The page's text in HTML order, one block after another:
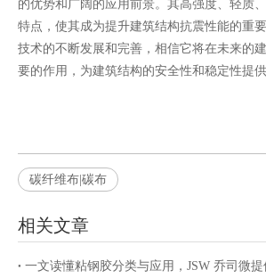
的优势和广阔的应用前景。其高强度、轻质
特点，使其成为提升建筑结构抗震性能的重
技术的不断发展和完善，相信它将在未来的
要的作用，为建筑结构的安全性和稳定性提供
碳纤维布|碳布
相关文章